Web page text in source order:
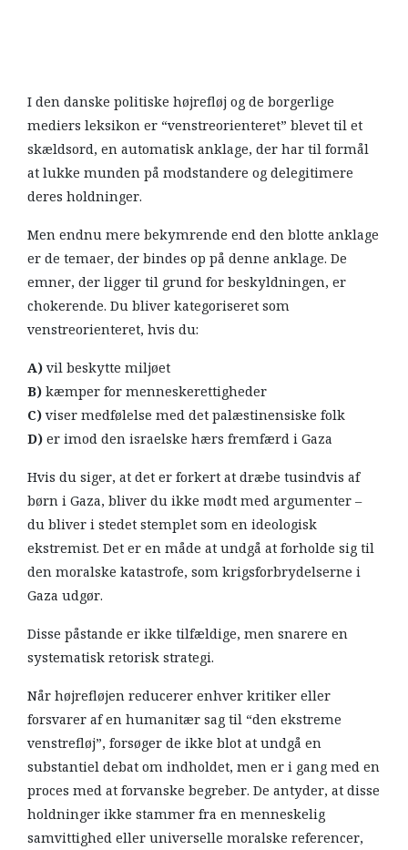
I den danske politiske højrefløj og de borgerlige
mediers leksikon er “venstreorienteret” blevet til et
skældsord, en automatisk anklage, der har til formål
at lukke munden på modstandere og delegitimere
deres holdninger.
Men endnu mere bekymrende end den blotte anklage
er de temaer, der bindes op på denne anklage. De
emner, der ligger til grund for beskyldningen, er
chokerende. Du bliver kategoriseret som
venstreorienteret, hvis du:
A)vil beskytte miljøet
B)kæmper for menneskerettigheder
C)viser medfølelse med det palæstinensiske folk
D)er imod den israelske hærs fremfærd i Gaza
Hvis du siger, at det er forkert at dræbe tusindvis af
børn i Gaza, bliver du ikke mødt med argumenter –
du bliver i stedet stemplet som en ideologisk
ekstremist. Det er en måde at undgå at forholde sig til
den moralske katastrofe, som krigsforbrydelserne i
Gaza udgør.
Disse påstande er ikke tilfældige, men snarere en
systematisk retorisk strategi.
Når højrefløjen reducerer enhver kritiker eller
forsvarer af en humanitær sag til “den ekstreme
venstrefløj”, forsøger de ikke blot at undgå en
substantiel debat om indholdet, men er i gang med en
proces med at forvanske begreber. De antyder, at disse
holdninger ikke stammer fra en menneskelig
samvittighed eller universelle moralske referencer,